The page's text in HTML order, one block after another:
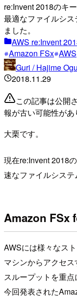
re:Invent 2018のキ
最適なファイルシ
ました。
AWS re:Invent
Amazon FSx AWS
Guri / Hajime
2018.11.29
この記事は公開
報が古い可能性があ
大栗です。
現在re:Invent 2018
速なファイルシステ
Amazon FSx
AWSには様々なス
マシンからアクセ
スループットを重点
今回発表された